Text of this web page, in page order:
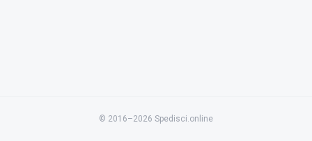
© 2016–2026 Spedisci.online